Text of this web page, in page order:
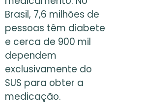
Brasil, 7,6 milhões de
pessoas têm diabete
e cerca de 900 mil
dependem
exclusivamente do
SUS para obter a
medicação.